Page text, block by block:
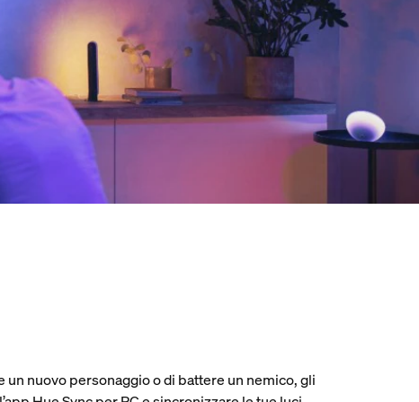
nuovo personaggio o di battere un nemico, gli